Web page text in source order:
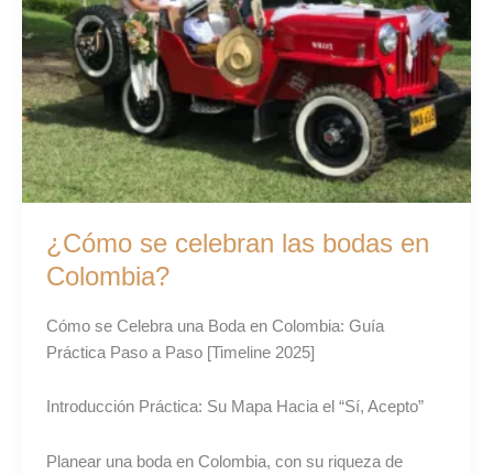
¿Cómo se celebran las bodas en
Colombia?
Cómo se Celebra una Boda en Colombia: Guía
Práctica Paso a Paso [Timeline 2025]
Introducción Práctica: Su Mapa Hacia el “Sí, Acepto”
Planear una boda en Colombia, con su riqueza de
en
Colombia?